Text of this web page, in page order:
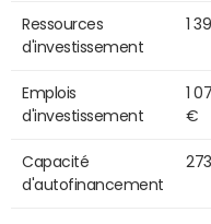
Ressources
d'investissement
1
Emplois
d'investissement
1
€
Capacité
d'autofinancement